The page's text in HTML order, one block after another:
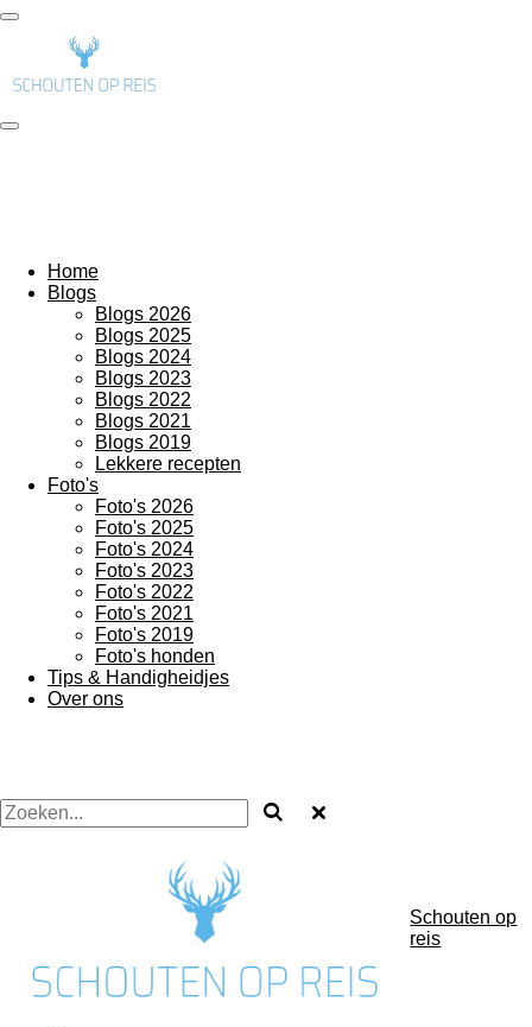
Ga
de
Home
Blogs
Blogs 2026
Blogs 2025
Blogs 2024
Blogs 2023
Blogs 2022
Blogs 2021
Blogs 2019
Lekkere recepten
Foto's
Foto's 2026
Foto's 2025
Foto's 2024
Foto's 2023
Foto's 2022
Foto's 2021
Foto's 2019
Foto's honden
Tips & Handigheidjes
Over ons
Schouten op
reis